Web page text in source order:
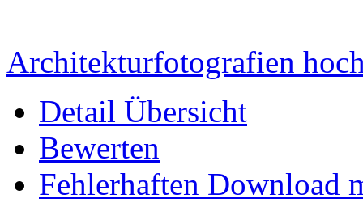
Architekturfotografien
Detail Übersicht
Bewerten
Fehlerhaften Download